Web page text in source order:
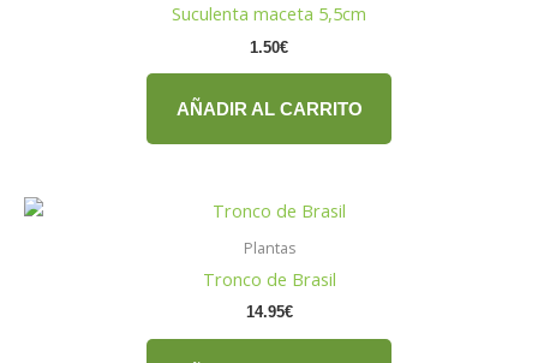
Suculenta maceta 5,5cm
1.50€
AÑADIR AL CARRITO
Plantas
Tronco de Brasil
14.95€